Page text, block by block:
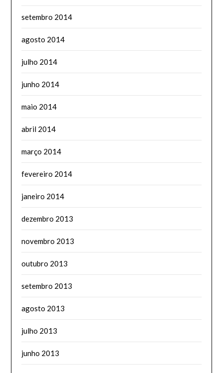
setembro 2014
agosto 2014
julho 2014
junho 2014
maio 2014
abril 2014
março 2014
fevereiro 2014
janeiro 2014
dezembro 2013
novembro 2013
outubro 2013
setembro 2013
agosto 2013
julho 2013
junho 2013